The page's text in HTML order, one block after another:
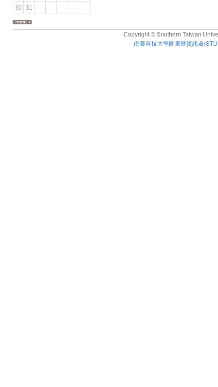
30
31
Copyright © Southern Taiwan
南臺科技大學圖書暨資訊處(